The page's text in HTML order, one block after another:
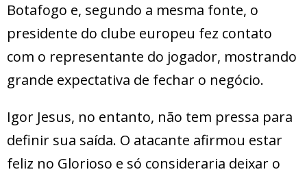
Botafogo e, segundo a mesma fonte, o
presidente do clube europeu fez contato
com o representante do jogador, mostrando
grande expectativa de fechar o negócio.
Igor Jesus, no entanto, não tem pressa para
definir sua saída. O atacante afirmou estar
feliz no Glorioso e só consideraria deixar o